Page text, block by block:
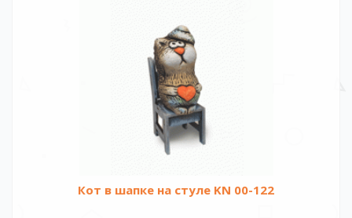
Кот в шапке на стуле KN 00-122